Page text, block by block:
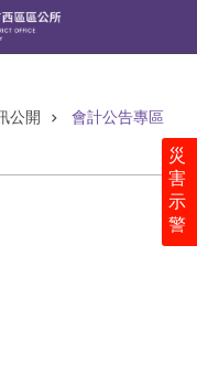
災
害
示
警
公開 會計公告專區